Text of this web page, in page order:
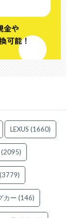
LEXUS (1660)
(2095)
(3779)
カー (146)